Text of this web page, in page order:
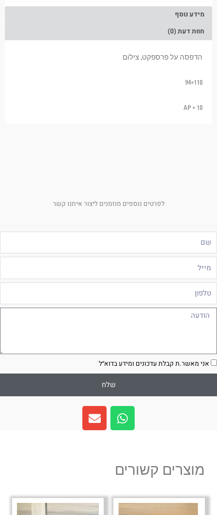
מידע נוסף
חוות דעת (0)
הדפסה על פרספקט, צילום
110×94
AP + 10
לפרטים נוספים מוזמנים ליצור איתנו קשר
אני מאשר.ת קבלת עדכונים ומידע בדוא״ל
שלח
W
h
a
a
p
E
n
v
e
מוצרים קשורים